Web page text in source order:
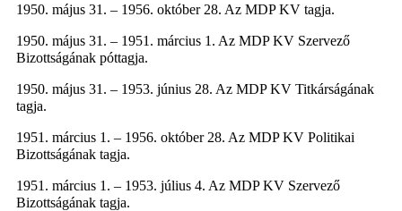
1950. május 31. – 1956. október 28. Az MDP KV tagja.
1950. május 31. – 1951. március 1. Az MDP KV Szervező
Bizottságának póttagja.
1950. május 31. – 1953. június 28. Az MDP KV Titkárságának
tagja.
1951. március 1. – 1956. október 28. Az MDP KV Politikai
Bizottságának tagja.
1951. március 1. – 1953. július 4. Az MDP KV Szervező
Bizottságának tagja.